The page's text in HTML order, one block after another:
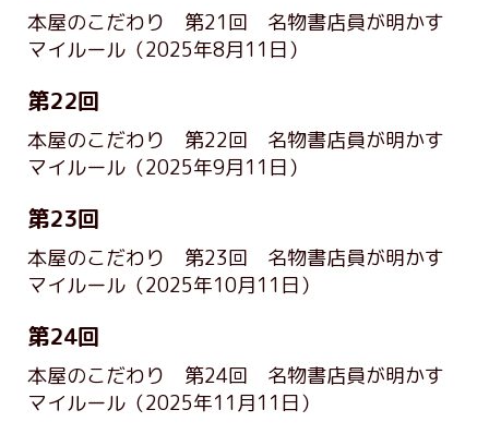
本屋のこだわり 第21回 名物書店員が明かす
マイルール （2025年8月11日）
第22回
本屋のこだわり 第22回 名物書店員が明かす
マイルール （2025年9月11日）
第23回
本屋のこだわり 第23回 名物書店員が明かす
マイルール （2025年10月11日）
第24回
本屋のこだわり 第24回 名物書店員が明かす
マイルール （2025年11月11日）